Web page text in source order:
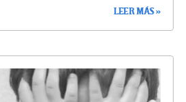
n
ar
tir
LEER MÁS »